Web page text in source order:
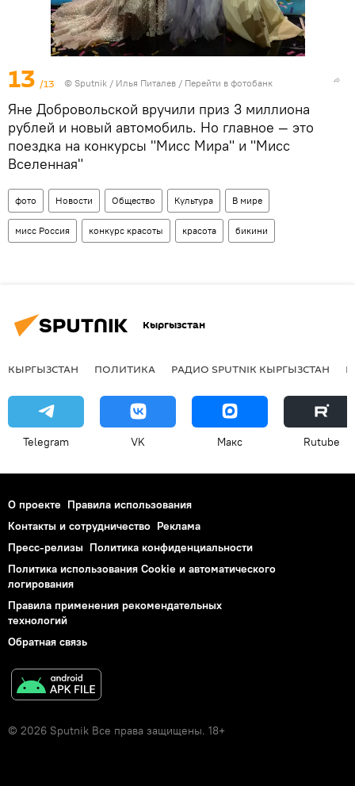
13 /13 © Sputnik / Илья Питалев / Перейти в фотобанк
Яне Добровольской вручили приз 3 миллиона
рублей и новый автомобиль. Но главное — это
поездка на конкурсы "Мисс Мира" и "Мисс
Вселенная"
фото Новости Общество Культура В мире
мисс Россия конкурс красоты красота бикини
Кыргызстан
КЫРГЫЗСТАН ПОЛИТИКА РАДИО SPUTNIK КЫРГЫЗСТАН
Telegram VK Макс Rutube
О проекте Правила использования
Контакты и сотрудничество Реклама
Пресс-релизы Политика конфиденциальности
Политика использования Cookie и автоматического
логирования
Правила применения рекомендательных
технологий
Обратная связь
© 2026 Sputnik Все права защищены. 18+